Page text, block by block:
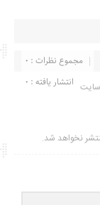
مجموع نظرات : 0
انتشار یافته : ۰ سایت
نخواهد شد.